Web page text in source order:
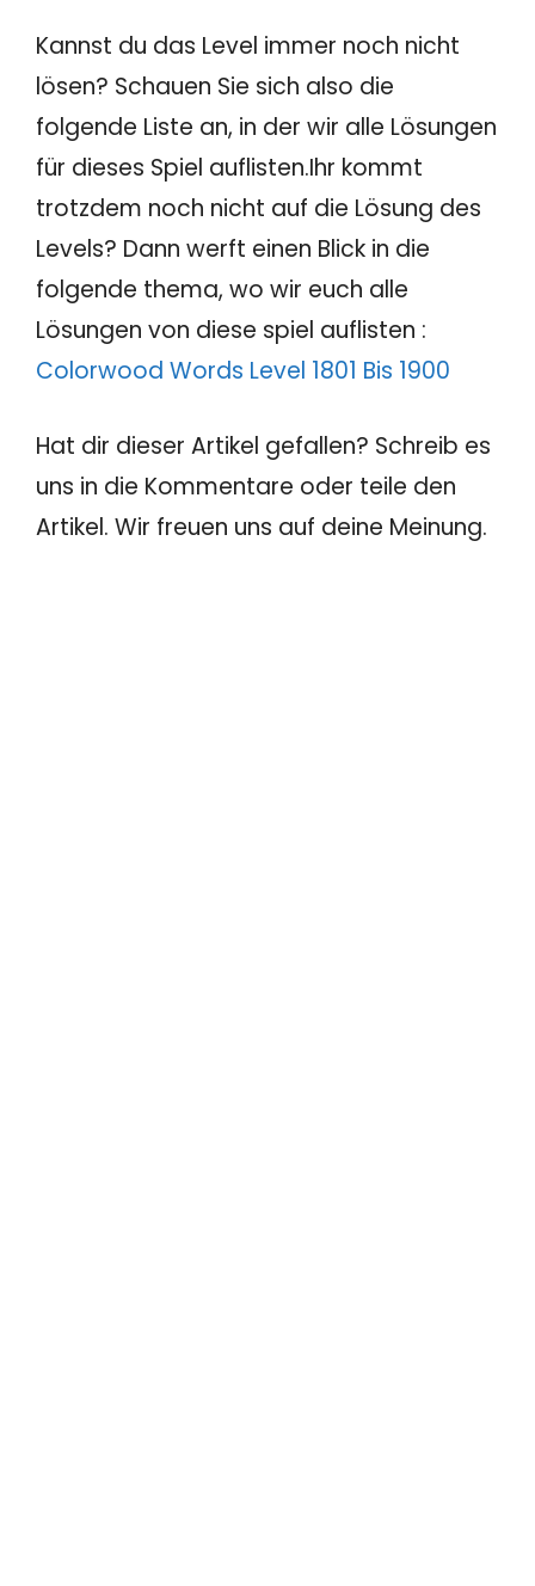
Kannst du das Level immer noch nicht
lösen? Schauen Sie sich also die
folgende Liste an, in der wir alle Lösungen
für dieses Spiel auflisten.Ihr kommt
trotzdem noch nicht auf die Lösung des
Levels? Dann werft einen Blick in die
folgende thema, wo wir euch alle
Lösungen von diese spiel auflisten :
Colorwood Words Level 1801 Bis 1900
Hat dir dieser Artikel gefallen? Schreib es
uns in die Kommentare oder teile den
Artikel. Wir freuen uns auf deine Meinung.